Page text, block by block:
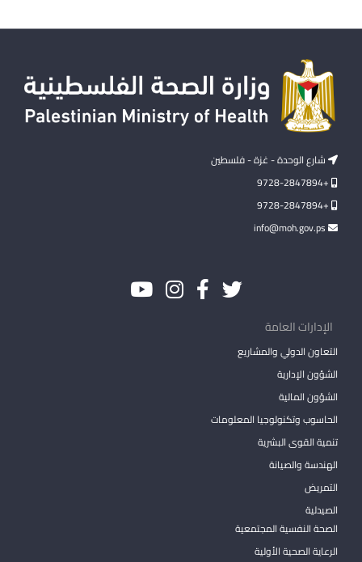
شارع الوحدة - غزة - فلسطين
+9728-2847894
+9728-2847894
الإدارات العامة
التعاون الدولي والمشاريع
الشؤون الإدارية
الشؤون المالية
الحاسوب وتكنولوجيا المعلومات
تنمية القوى البشرية
الهندسة والصيانة
التمريض
الصيدلية
الصحة النفسية المجتمعية
الرعاية الصحية الأولية